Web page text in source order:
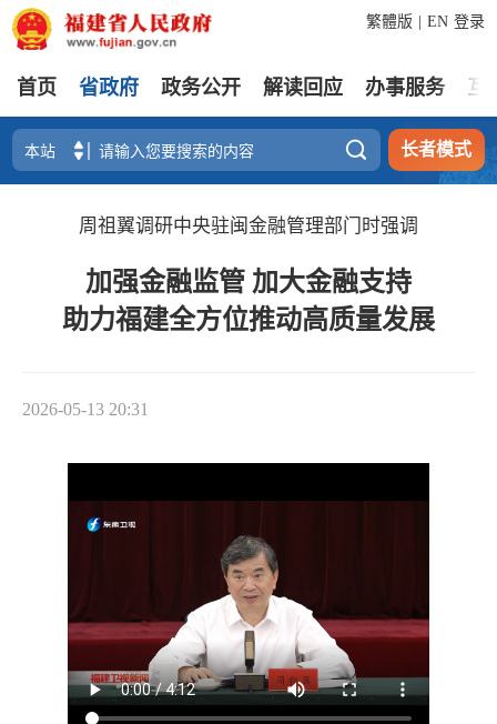
登录
繁體版 EN
首页 省政府 政务公开 解读回应 办事服务 互
 长者模式
周祖翼调研中央驻闽金融管理部门时强调
加强金融监管 加大金融支持
助力福建全方位推动高质量发展
2026-05-13 20:31